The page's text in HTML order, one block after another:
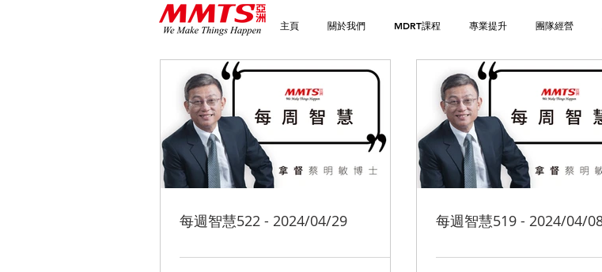
主頁 關於我們 MDRT課程 專業提升 團隊經營
每週智慧522 - 2024/04/29 每週智慧519 - 2024/04/